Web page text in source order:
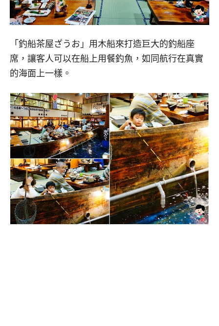
「釣船茶屋ざうお」用木船來打造巨大的釣船座
席，讓客人可以在船上用餐釣魚，如同航行在真實
的海面上一樣。